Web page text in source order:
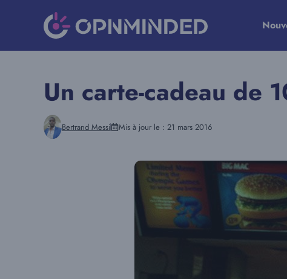
Un carte-cadeau de
Bertrand Messi Mis à jour le : 21 mars 2016